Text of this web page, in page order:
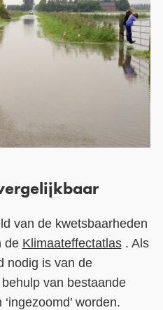
van de kwetsbaarheden
de Klimaateffectatlas. Als
nodig is van de
van bestaande
worden.